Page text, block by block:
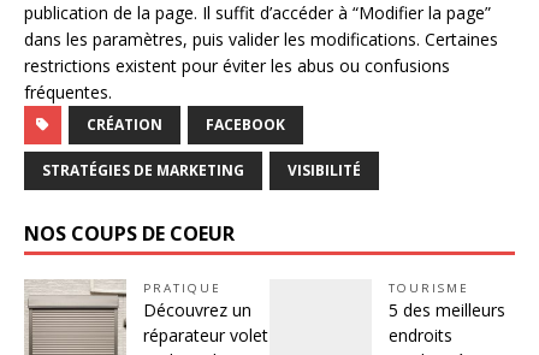
publication de la page. Il suffit d’accéder à “Modifier la page”
dans les paramètres, puis valider les modifications. Certaines
restrictions existent pour éviter les abus ou confusions
fréquentes.
CRÉATION FACEBOOK
STRATÉGIES DE MARKETING VISIBILITÉ
NOS COUPS DE COEUR
PRATIQUE
Découvrez un
réparateur volet
TOURISME
5 des meilleurs
endroits